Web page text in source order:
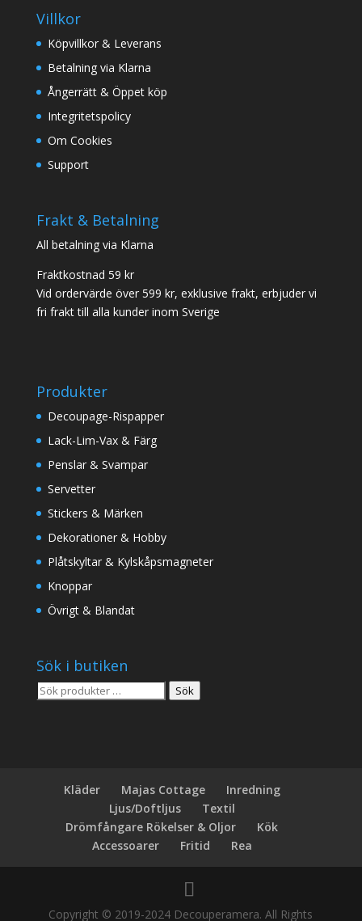
Villkor
Köpvillkor & Leverans
Betalning via Klarna
Ångerrätt & Öppet köp
Integritetspolicy
Om Cookies
Support
Frakt & Betalning
All betalning via Klarna
Fraktkostnad 59 kr
Vid ordervärde över 599 kr, exklusive frakt, erbjuder vi
fri frakt till alla kunder inom Sverige
Produkter
Decoupage-Rispapper
Lack-Lim-Vax & Färg
Penslar & Svampar
Servetter
Stickers & Märken
Dekorationer & Hobby
Plåtskyltar & Kylskåpsmagneter
Knoppar
Övrigt & Blandat
Sök i butiken
Sök
Sök
Kläder Majas Cottage
Inredning
Ljus/Doftljus
Textil
Drömfångare Rökelser & Oljor
Kök
Accessoarer
Fritid Rea
Copyright © 2019-2024 Decouperamera. All Rights